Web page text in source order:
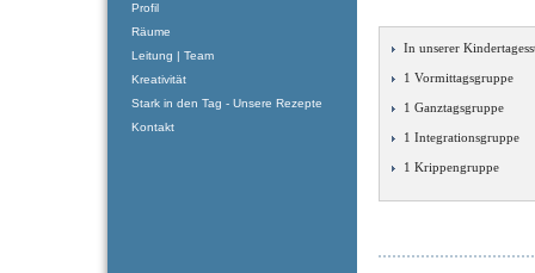
In unserer
1 Vormittagsgruppe
1 Ganztagsgruppe
1 Integrationsgruppe
1 Krippengruppe
Profil
Räume
Leitung | Team
Kreativität
Stark in den Tag - Unsere Rezepte
Kontakt